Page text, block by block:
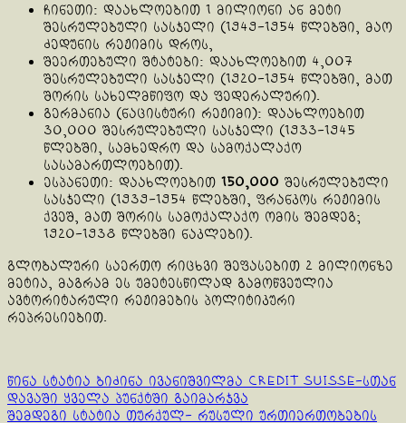
ჩინეთი: დაახლოებით 1 მილიონი ან მეტი
შესრულებული სასჯელი (1949-1954 წლებში, მაო
ძედუნის რეჟიმის დროს,
შეერთებული შტატები: დაახლოებით 4,007
შესრულებული სასჯელი (1920-1954 წლებში, მათ
შორის სახელმწიფო და ფედერალური).
გერმანია (ნაცისტური რეჟიმი): დაახლოებით
30,000 შესრულებული სასჯელი (1933-1945
წლებში, სამხედრო და სამოქალაქო
სასამართლოებით).
ესპანეთი: დაახლოებით 150,000 შესრულებული
სასჯელი (1939-1954 წლებში, ფრანკოს რეჟიმის
ქვეშ, მათ შორის სამოქალაქო ომის შემდეგ;
1920-1938 წლებში ნაკლები).
გლობალური საერთო რიცხვი შეფასებით 2 მილიონზე
მეტია, მაგრამ ეს უმეტესწილად გამოწვეულია
ავტორიტარული რეჟიმების პოლიტიკური
რეპრესიებით.
Continue
Reading
წინა სტატია ბიძინა ივანიშვილმა Credit Suisse-სთან
დავაში ყველა პუნქტში გაიმარჯვა
შემდეგი სტატია თურქულ- რუსული ურთიერთობების